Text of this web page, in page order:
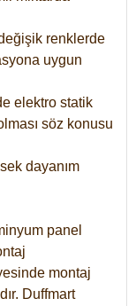
renklerde
uygun
elektro statik
söz konusu
dayanım
panel
montaj
Duffmart